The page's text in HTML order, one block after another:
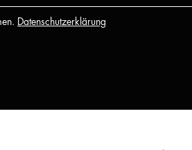
Datenschutzerklärung